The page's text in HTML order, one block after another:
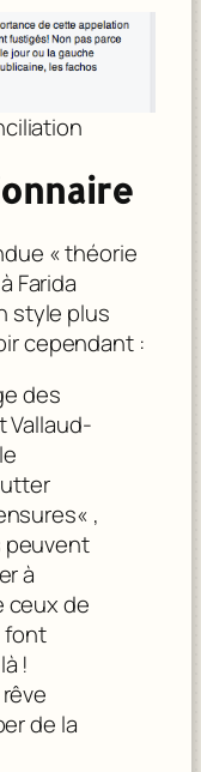
« théorie
Farida
style plus
cependant :
des
Vallaud-
,
peuvent
à
ceux de
font
!
de la